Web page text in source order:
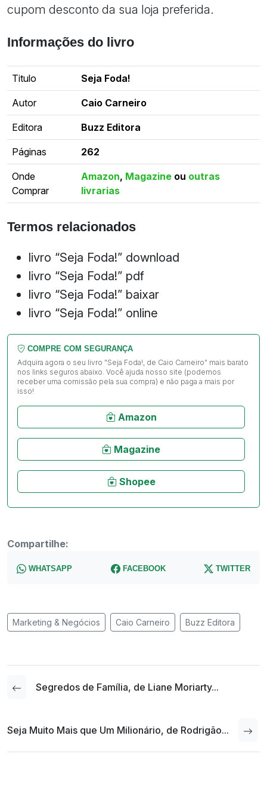
cupom desconto da sua loja preferida.
Informações do livro
Titulo Seja Foda!
Autor Caio Carneiro
Editora Buzz Editora
Páginas 262
Onde
Comprar
Amazon, Magazine ou outras
livrarias
Termos relacionados
livro “Seja Foda!” download
livro “Seja Foda!” pdf
livro “Seja Foda!” baixar
livro “Seja Foda!” online
COMPRE COM SEGURANÇA
Adquira agora o seu livro "Seja Foda!, de Caio Carneiro" mais barato
nos links seguros abaixo. Você ajuda nosso site (podemos
receber uma comissão pela sua compra) e não paga a mais por
isso!
Amazon
Magazine
Shopee
Compartilhe:
WHATSAPP FACEBOOK TWITTER
Marketing & Negócios Caio Carneiro Buzz Editora
Segredos de Família, de Liane Moriarty...
Seja Muito Mais que Um Milionário, de Rodrigão...